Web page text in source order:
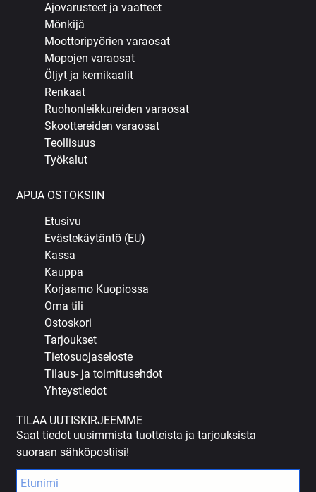
Ajovarusteet ja vaatteet
Mönkijä
Moottoripyörien varaosat
Mopojen varaosat
Öljyt ja kemikaalit
Renkaat
Ruohonleikkureiden varaosat
Skoottereiden varaosat
Teollisuus
Työkalut
APUA OSTOKSIIN
Etusivu
Evästekäytäntö (EU)
Kassa
Kauppa
Korjaamo Kuopiossa
Oma tili
Ostoskori
Tarjoukset
Tietosuojaseloste
Tilaus- ja toimitusehdot
Yhteystiedot
TILAA UUTISKIRJEEMME
Saat tiedot uusimmista tuotteista ja tarjouksista
suoraan sähköpostiisi!